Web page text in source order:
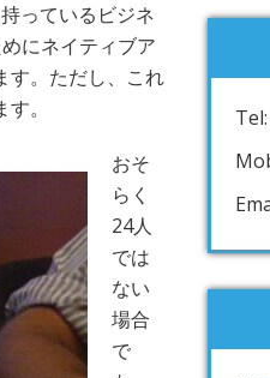
っているビジネ
にネイティブア
す。ただし、これ
。
おそ
らく
24人
では
ない
場合
で